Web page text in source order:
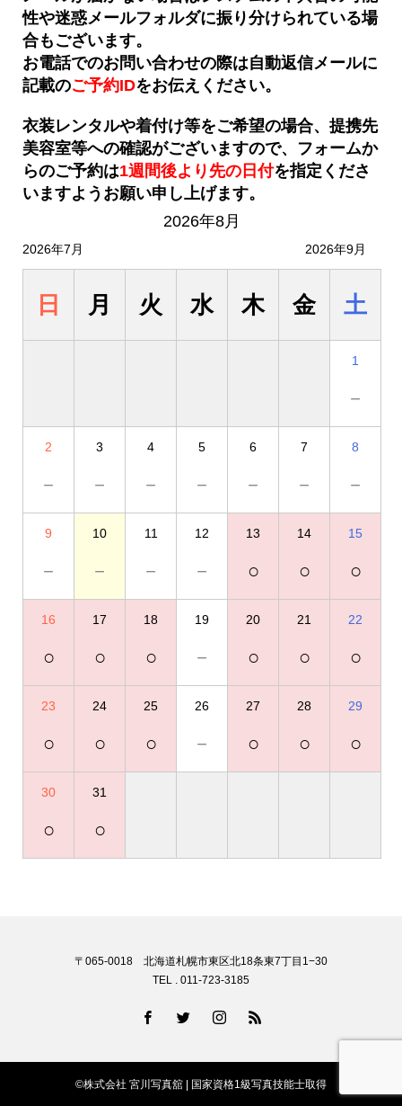
性や迷惑メールフォルダに振り分けられている場
合もございます。
お電話でのお問い合わせの際は自動返信メールに
記載のご予約IDをお伝えください。
衣装レンタルや着付け等をご希望の場合、提携先
美容室等への確認がございますので、フォームか
らのご予約は1週間後より先の日付を指定くださ
いますようお願い申し上げます。
2026年8月
2026年7月 2026年9月
日 月 火 水 木 金 土
1
－
2
－
3
－
4
－
5
－
6
－
7
－
8
－
9
－
10
－
11
－
12
－
13
○
14
○
15
○
16
○
17
○
18
○
19
－
20
○
21
○
22
○
23
○
24
○
25
○
26
－
27
○
28
○
29
○
30
○
31
○
〒065-0018 北海道札幌市東区北18条東7丁目1−30
TEL . 011-723-3185
©株式会社 宮川写真舘 | 国家資格1級写真技能士取得